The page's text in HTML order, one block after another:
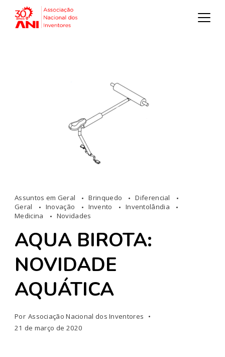
Assuntos em Geral Brinquedo
Diferencial
Geral
Inovação Invento
Inventolândia
Medicina
Novidades
AQUA BIROTA:
NOVIDADE
AQUÁTICA
Por Associação Nacional dos Inventores
21 de março de 2020